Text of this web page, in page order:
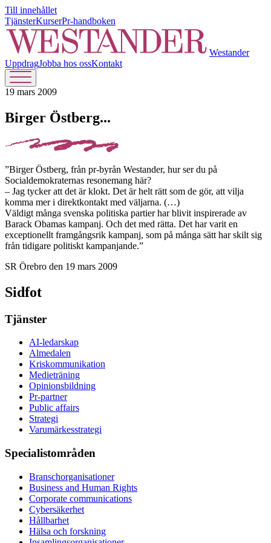
Till innehållet
TjänsterKurserPr-handboken
Westander
UppdragJobba hos ossKontakt
19 mars 2009
Birger Östberg...
”Birger Östberg, från pr-byrån Westander, hur ser du på
Socialdemokraternas resonemang här?
– Jag tycker att det är klokt. Det är helt rätt som de gör, att vilja
komma mer i direktkontakt med väljarna. (…)
Väldigt många svenska politiska partier har blivit inspirerade av
Barack Obamas kampanj. Och det med rätta. Det har varit en
exceptionellt framgångsrik kampanj, som på många sätt har skilt sig
från tidigare politiskt kampanjande.”
SR Örebro den 19 mars 2009
Sidfot
Tjänster
AI-ledarskap
Almedalen
Kris­kommunikation
Medieträning
Opinionsbildning
Pr-partner
Public affairs
Strategi
Varumärkesstrategi
Specialistområden
Branschorganisationer
Business and Human Rights
Corporate communications
Cybersäkerhet
Hållbarhet
Hälsa och forskning